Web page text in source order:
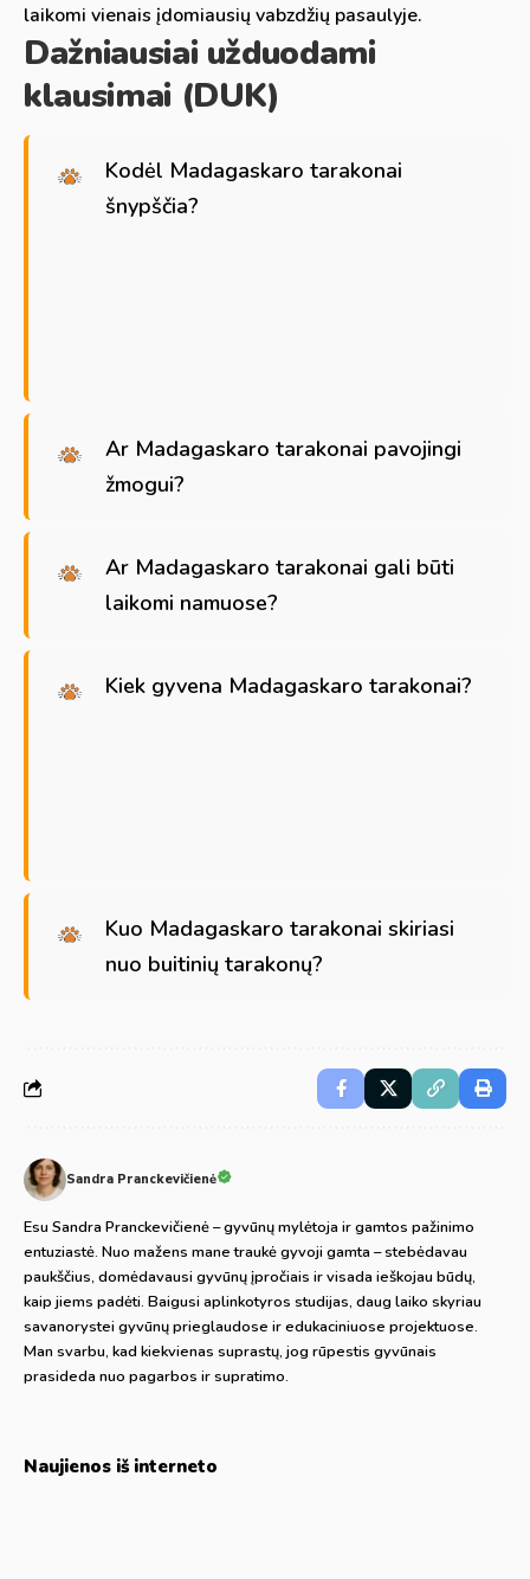
laikomi vienais įdomiausių vabzdžių pasaulyje.
Dažniausiai užduodami
klausimai (DUK)
Kodėl Madagaskaro tarakonai
šnypščia?
Ar Madagaskaro tarakonai pavojingi
žmogui?
Ar Madagaskaro tarakonai gali būti
laikomi namuose?
Kiek gyvena Madagaskaro tarakonai?
Kuo Madagaskaro tarakonai skiriasi
nuo buitinių tarakonų?
Sandra Pranckevičienė
Esu Sandra Pranckevičienė – gyvūnų mylėtoja ir gamtos pažinimo
entuziastė. Nuo mažens mane traukė gyvoji gamta – stebėdavau
paukščius, domėdavausi gyvūnų įpročiais ir visada ieškojau būdų,
kaip jiems padėti. Baigusi aplinkotyros studijas, daug laiko skyriau
savanorystei gyvūnų prieglaudose ir edukaciniuose projektuose.
Man svarbu, kad kiekvienas suprastų, jog rūpestis gyvūnais
prasideda nuo pagarbos ir supratimo.
Naujienos iš interneto